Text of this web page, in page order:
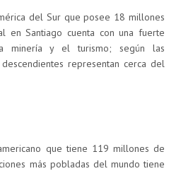
del Sur que posee 18 millones
en Santiago cuenta con una fuerte
minería y el turismo; según las
representan cerca del
que tiene 119 millones de
más pobladas del mundo tiene